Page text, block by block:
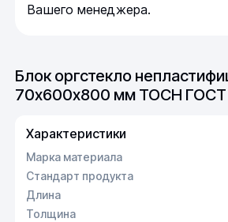
Вашего менеджера.
Блок оргстекло
70х600х800 мм ТОСН ГОСТ
Характеристики
Марка материала
Стандарт продукта
Длина
Толщина